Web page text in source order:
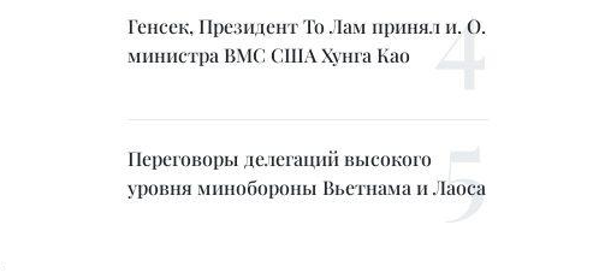
Генсек, Президент То Лам принял и. О.
министра ВМС США Хунга Као
Переговоры делегаций высокого
уровня минобороны Вьетнама и Лаоса